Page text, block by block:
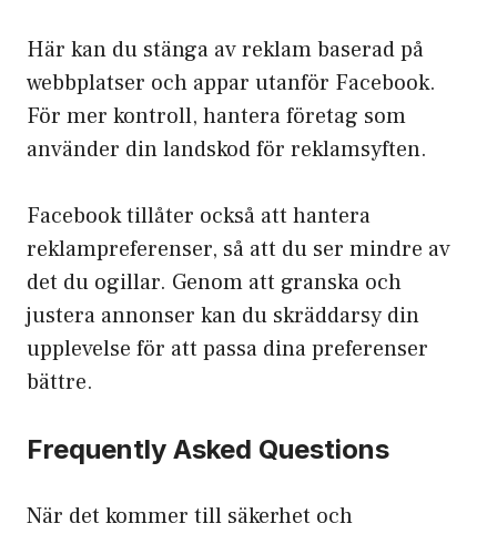
Här kan du stänga av reklam baserad på
webbplatser och appar utanför Facebook.
För mer kontroll, hantera företag som
använder din landskod för reklamsyften.
Facebook tillåter också att hantera
reklampreferenser, så att du ser mindre av
det du ogillar. Genom att granska och
justera annonser kan du skräddarsy din
upplevelse för att passa dina preferenser
bättre.
Frequently Asked Questions
När det kommer till säkerhet och